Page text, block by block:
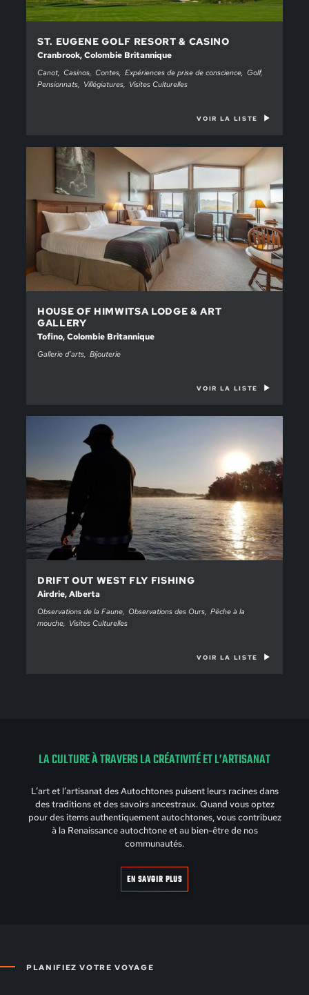
ST. EUGENE GOLF RESORT & CASINO
Cranbrook, Colombie Britannique
Canot Casinos Contes Expériences de prise de conscience Golf
Pensionnats
Villégiatures Visites Culturelles
VOIR LA LISTE
HOUSE OF HIMWITSA LODGE & ART
GALLERY
Tofino, Colombie Britannique
Gallerie d’arts Bijouterie
VOIR LA LISTE
DRIFT OUT WEST FLY FISHING
Airdrie, Alberta
Observations de la Faune Observations des Ours Pêche à la
mouche
Visites Culturelles
VOIR LA LISTE
LA CULTURE À TRAVERS LA CRÉATIVITÉ ET L’ARTISANAT
L’art et l’artisanat des Autochtones puisent leurs racines dans
des traditions et des savoirs ancestraux. Quand vous optez
pour des items authentiquement autochtones, vous contribuez
à la Renaissance autochtone et au bien-être de nos
communautés.
EN SAVOIR PLUS
PLANIFIEZ VOTRE VOYAGE